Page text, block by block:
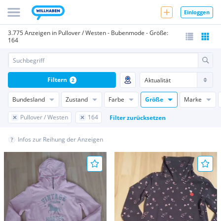
Einloggen
3.775 Anzeigen in Pullover / Westen - Bubenmode - Größe:
164
Bundesland Zustand Farbe Größe Marke
Pullover / Westen 164 Filter zurücksetzen
Filtern 2
Infos zur Reihung der Anzeigen